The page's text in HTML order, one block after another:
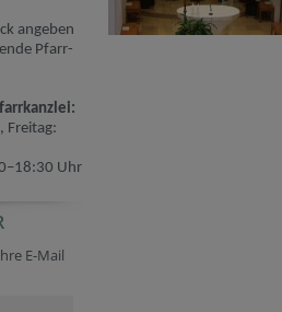
angeben
Pfarr-
Freitag:
Uhr
E-Mail